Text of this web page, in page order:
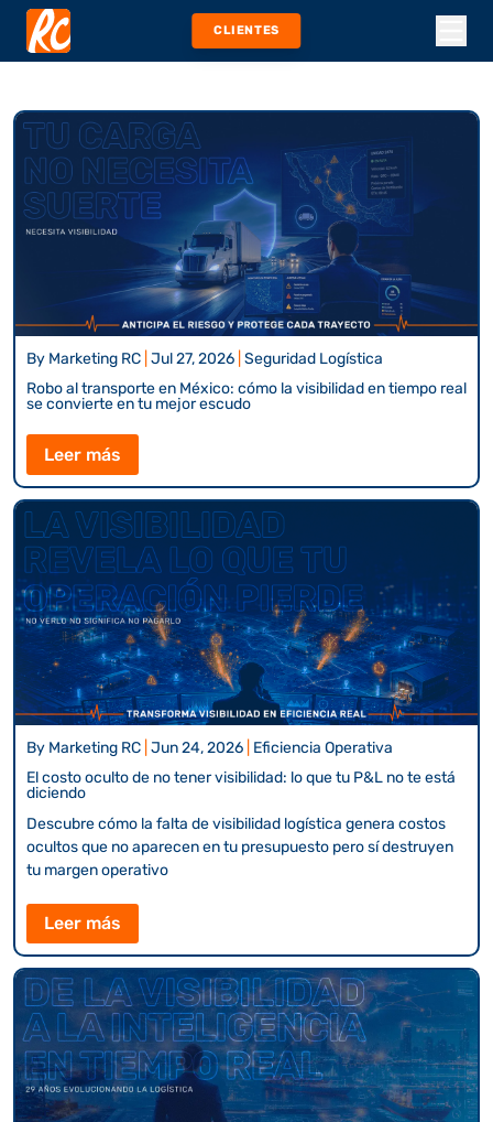
CLIENTES
By Marketing RC Jul 27, 2026 Seguridad Logística
Robo al transporte en México: cómo la visibilidad en tiempo real
se convierte en tu mejor escudo
Leer más
By Marketing RC Jun 24, 2026 Eficiencia Operativa
El costo oculto de no tener visibilidad: lo que tu P&L no te está
diciendo
Descubre cómo la falta de visibilidad logística genera costos
ocultos que no aparecen en tu presupuesto pero sí destruyen
tu margen operativo
Leer más